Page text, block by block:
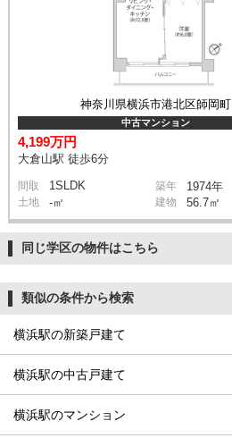
神奈川県横浜市港北区師岡町
中古マンション
4,199万円
大倉山駅 徒歩6分
間取 1SLDK 築年 1974年
土地 -㎡ 建物 56.7㎡
同じ学区の物件はこちら
類似の条件から検索
横浜駅の新築戸建て
横浜駅の中古戸建て
横浜駅のマンション